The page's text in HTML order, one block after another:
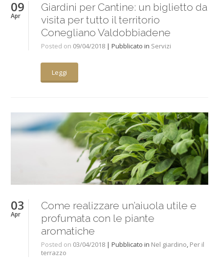
09
Apr
Giardini per Cantine: un biglietto da
visita per tutto il territorio
Conegliano Valdobbiadene
Posted on 09/04/2018 | Pubblicato in Servizi
Leggi
03
Apr
Come realizzare un’aiuola utile e
profumata con le piante
aromatiche
Posted on 03/04/2018 | Pubblicato in Nel giardino, Per il
terrazzo